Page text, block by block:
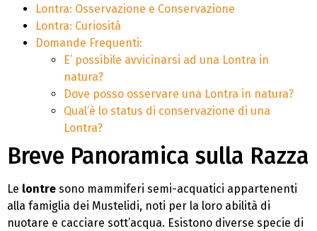
Lontra: Osservazione e Conservazione
Lontra: Curiosità
Domande Frequenti:
E’ possibile avvicinarsi ad una Lontra in
natura?
Dove posso osservare una Lontra in natura?
Qual’è lo status di conservazione di una
Lontra?
Breve Panoramica sulla Razza
Le lontre sono mammiferi semi-acquatici appartenenti
alla famiglia dei Mustelidi, noti per la loro abilità di
nuotare e cacciare sott’acqua. Esistono diverse specie di